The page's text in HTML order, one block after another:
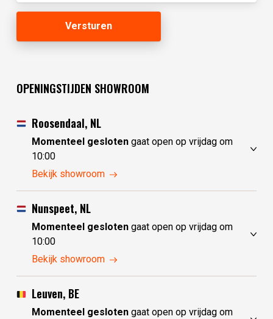
OPENINGSTIJDEN SHOWROOM
Roosendaal, NL
Momenteel geslotengaat open op vrijdag om
10:00
donderdag
vrijdag
10:00 - 17:30
zaterdag
zondag
10:00 - 17:30
maandag
10:00 - 17:30
dinsdag
Bekijk showroom
Nunspeet, NL
Momenteel geslotengaat open op vrijdag om
10:00
donderdag
vrijdag
10:00 - 17:30
zaterdag
zondag
gesloten
Bekijk showroom
Leuven, BE
Momenteel geslotengaat open op vrijdag om